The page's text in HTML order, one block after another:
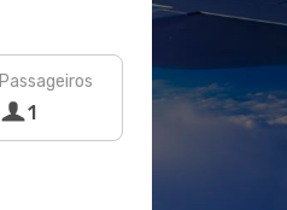
Passageiros
1